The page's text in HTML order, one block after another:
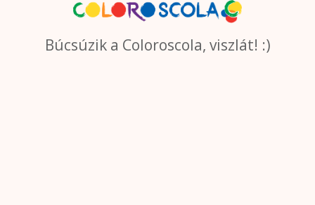
Búcsúzik a Coloroscola, viszlát! :)